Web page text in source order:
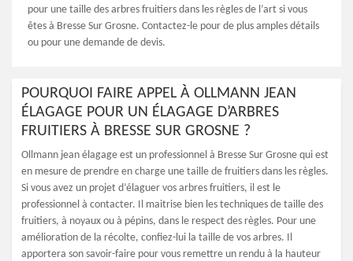
pour une taille des arbres fruitiers dans les règles de l’art si vous
êtes à Bresse Sur Grosne. Contactez-le pour de plus amples détails
ou pour une demande de devis.
POURQUOI FAIRE APPEL À OLLMANN JEAN
ÉLAGAGE POUR UN ÉLAGAGE D’ARBRES
FRUITIERS À BRESSE SUR GROSNE ?
Ollmann jean élagage est un professionnel à Bresse Sur Grosne qui est
en mesure de prendre en charge une taille de fruitiers dans les règles.
Si vous avez un projet d’élaguer vos arbres fruitiers, il est le
professionnel à contacter. Il maitrise bien les techniques de taille des
fruitiers, à noyaux ou à pépins, dans le respect des règles. Pour une
amélioration de la récolte, confiez-lui la taille de vos arbres. Il
apportera son savoir-faire pour vous remettre un rendu à la hauteur